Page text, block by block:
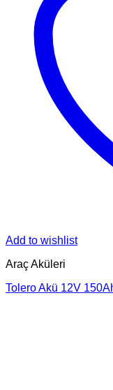
Add to wishlist
Araç Aküleri
Tolero Akü 12V